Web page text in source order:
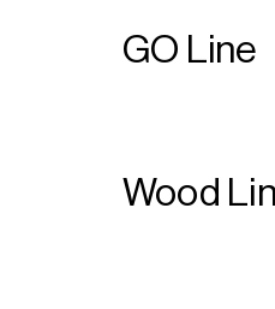
GO Line
Wood